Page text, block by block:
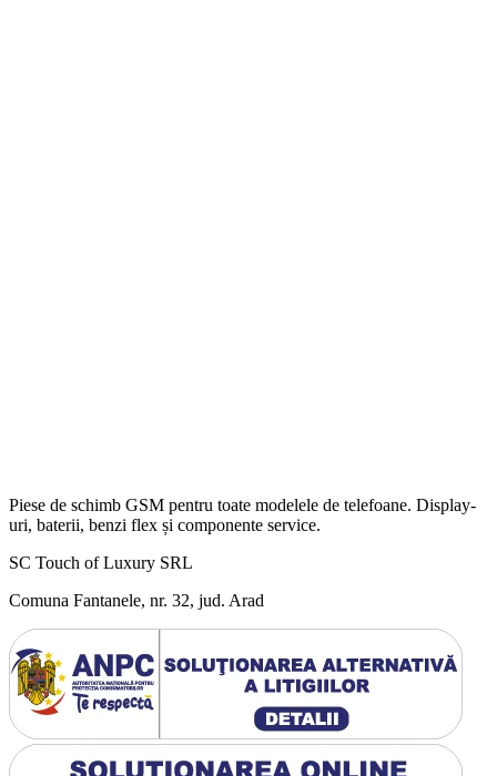
Piese de schimb GSM pentru toate modelele de telefoane. Display-
uri, baterii, benzi flex și componente service.
SC Touch of Luxury SRL
Comuna Fantanele, nr. 32, jud. Arad